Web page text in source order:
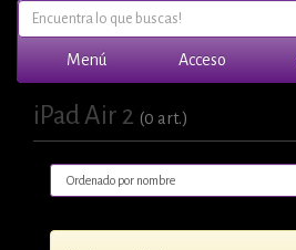
Menú Acceso
iPad Air 2 (0 art.)